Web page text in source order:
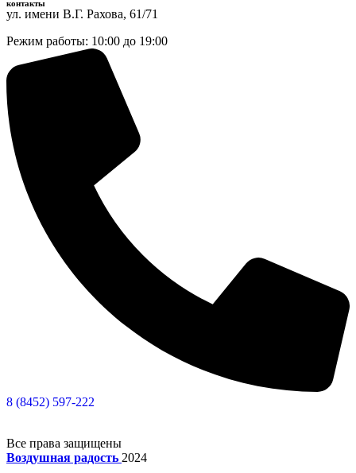
контакты
ул. имени В.Г. Рахова, 61/71
Режим работы: 10:00 до 19:00
8 (8452) 597-222
Все права защищены
Воздушная радость 2024